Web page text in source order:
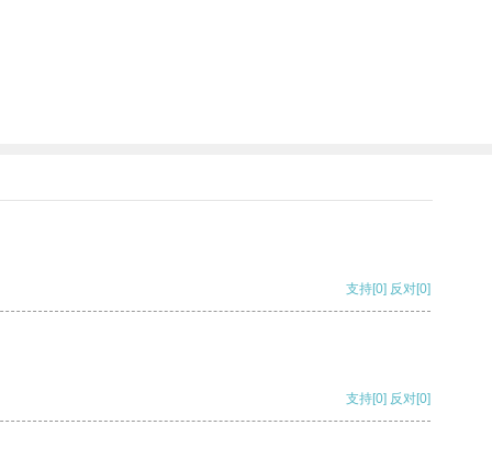
支持[0] 反对[0]
支持[0] 反对[0]